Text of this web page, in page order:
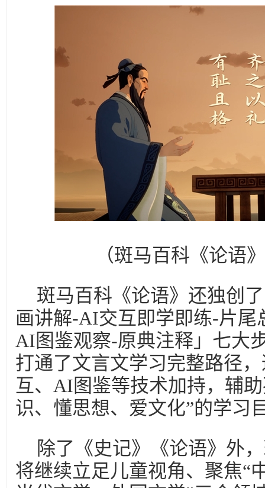
（斑马百科《论语
斑马百科《论语》还独创
画讲解-AI交互即学即练-片
AI图鉴观察-原典注释」七大
打通了文言文学习完整路径
互、AI图鉴等技术加持，辅
识、懂思想、爱文化”的学习
除了《史记》《论语》外
将继续立足儿童视角、聚焦“